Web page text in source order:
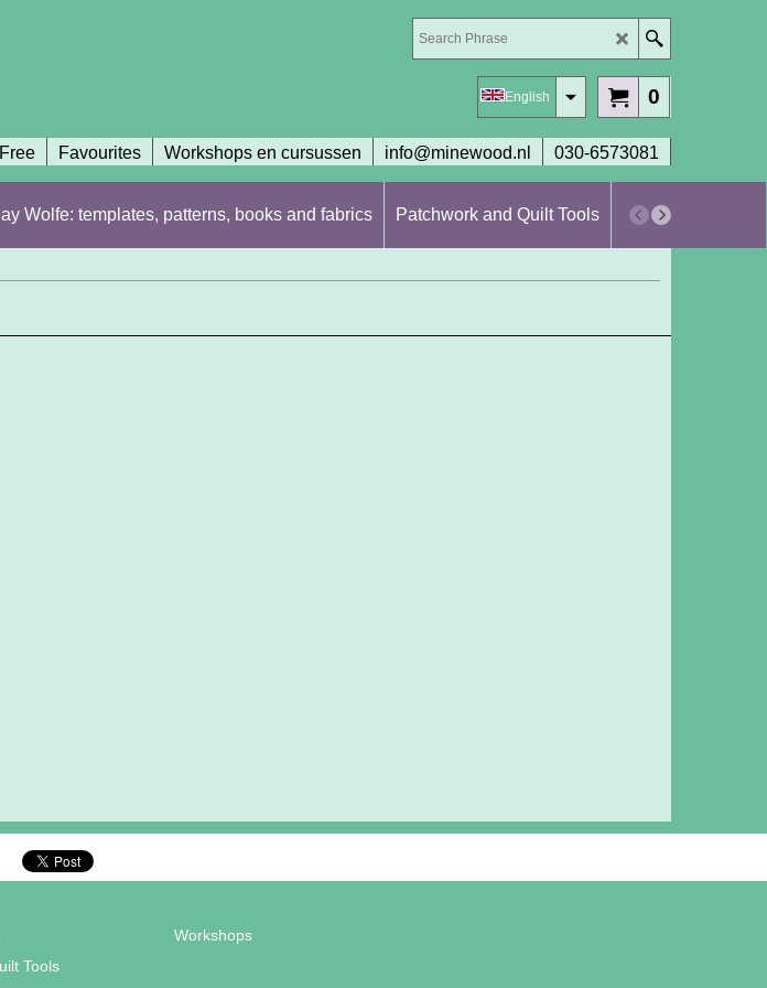
0
English
Free Favourites Workshops en cursussen info@minewood.nl 030-6573081
Wolfe: templates, patterns, books and fabrics Patchwork and Quilt Tools Workshops en
Tools
Workshops